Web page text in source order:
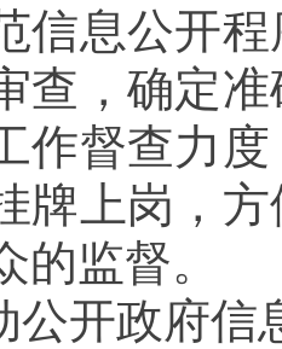
信息公开
查，确定
作督查力
牌上岗，
的监督。
公开政府信